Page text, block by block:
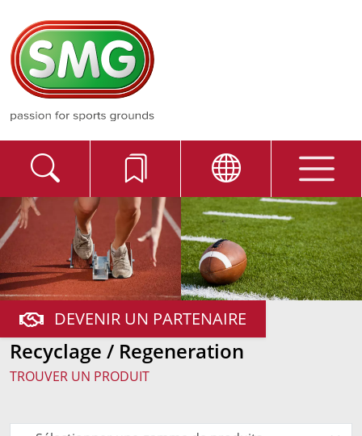
DEVENIR UN PARTENAIRE
Recyclage / Regeneration
TROUVER UN PRODUIT